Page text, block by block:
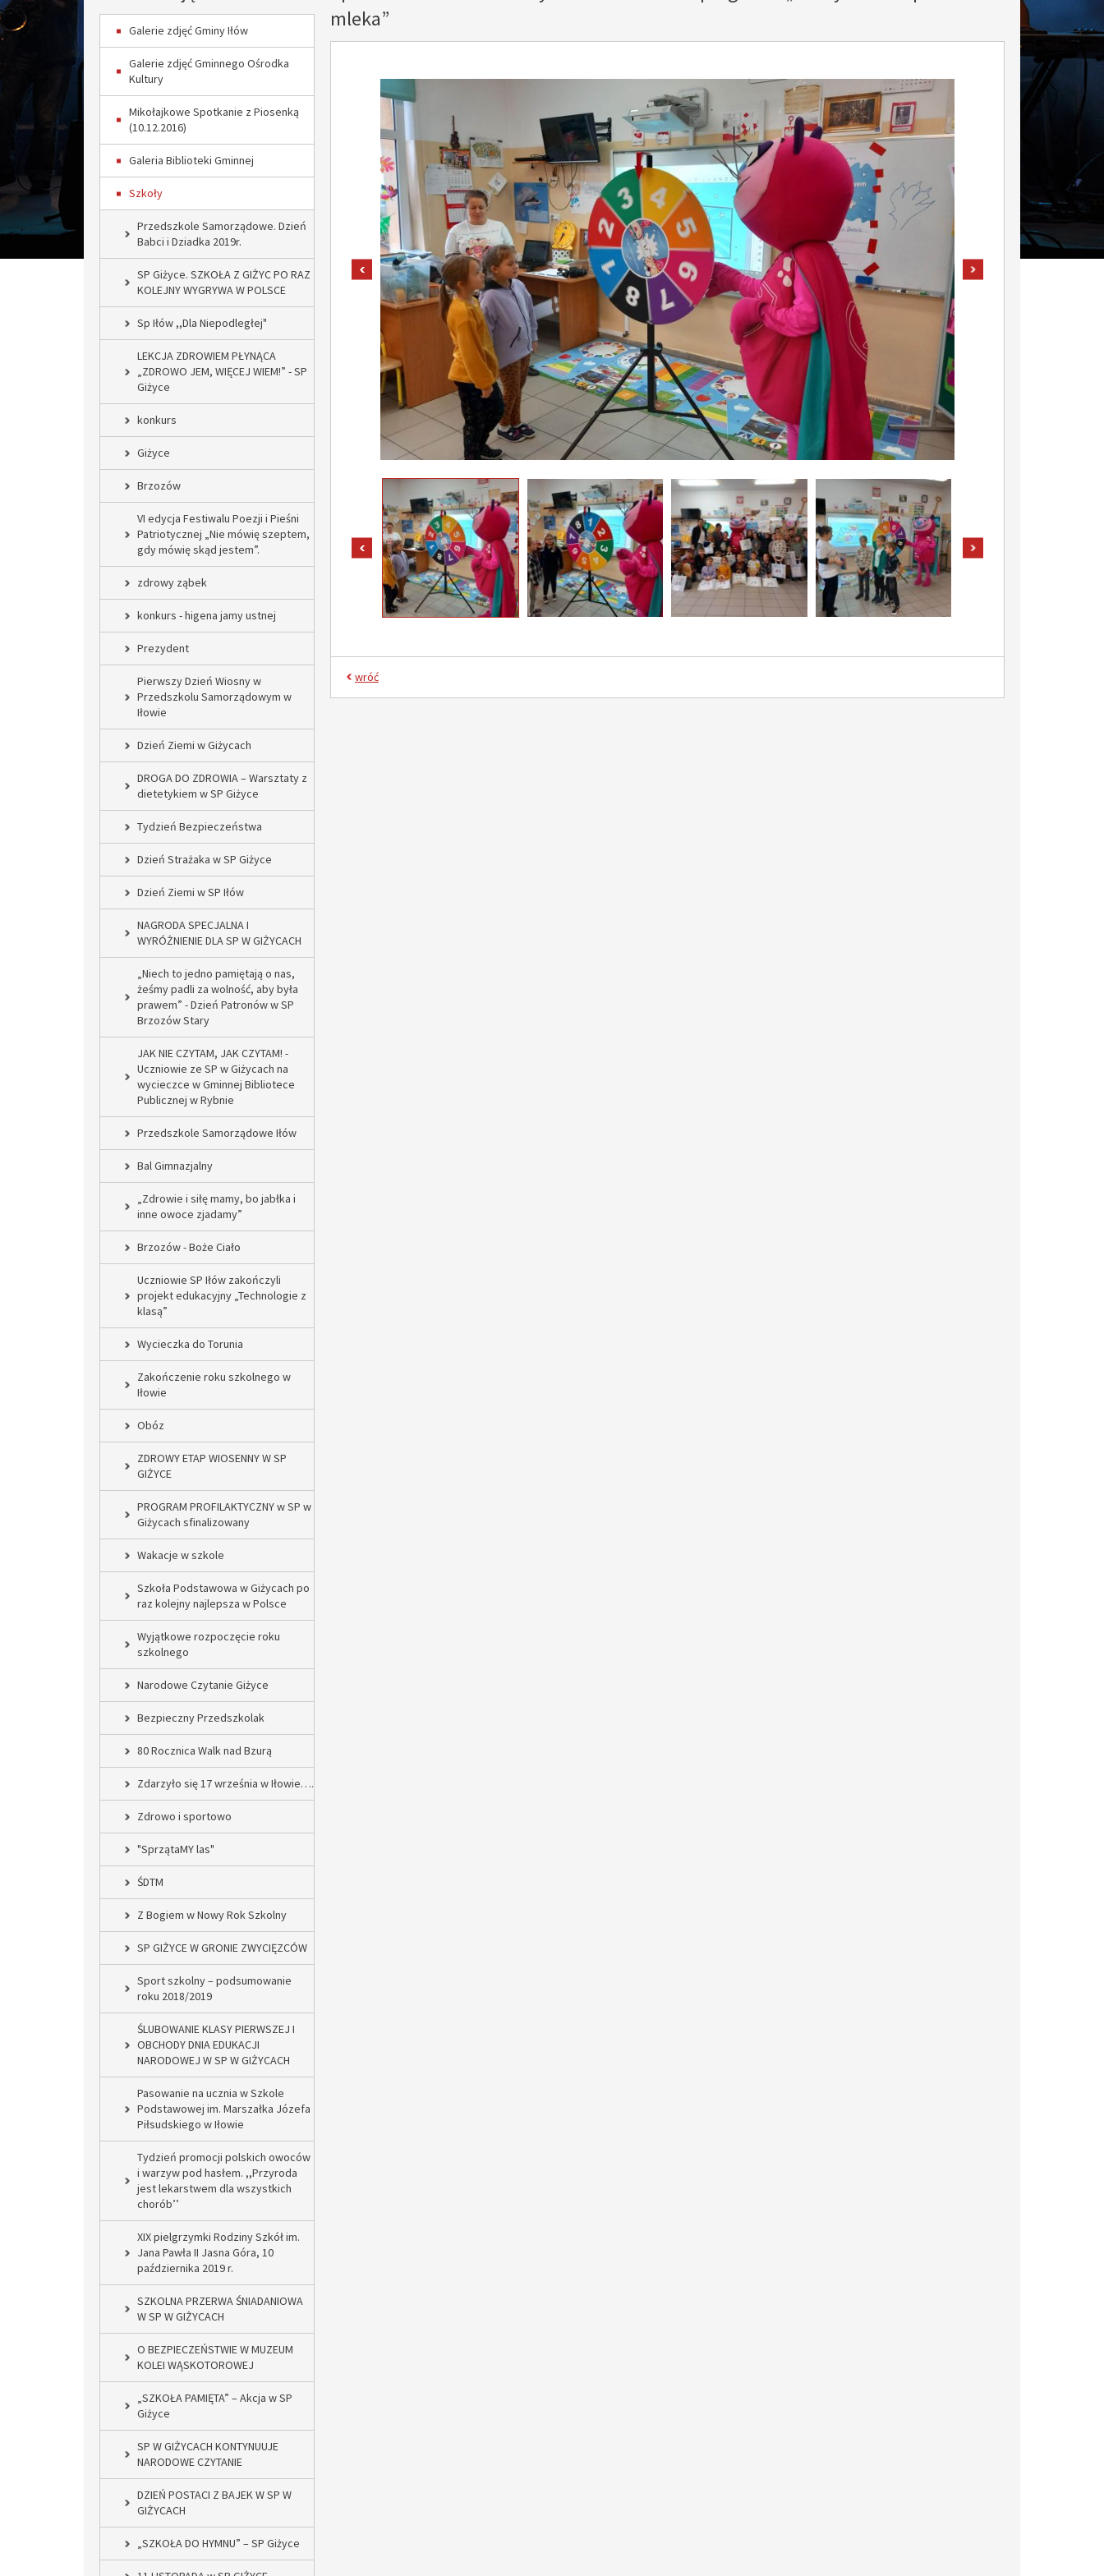
Galerie zdjęć Gminy Iłów
Galerie zdjęć Gminnego Ośrodka
Kultury
Mikołajkowe Spotkanie z Piosenką
(10.12.2016)
Galeria Biblioteki Gminnej
Szkoły
Przedszkole Samorządowe. Dzień
Babci i Dziadka 2019r.
SP Giżyce. SZKOŁA Z GIŻYC PO RAZ
KOLEJNY WYGRYWA W POLSCE
Sp Iłów ,,Dla Niepodległej"
LEKCJA ZDROWIEM PŁYNĄCA
„ZDROWO JEM, WIĘCEJ WIEM!” - SP
Giżyce
konkurs
Giżyce
Brzozów
VI edycja Festiwalu Poezji i Pieśni
Patriotycznej „Nie mówię szeptem,
gdy mówię skąd jestem”.
zdrowy ząbek
konkurs - higena jamy ustnej
Prezydent
Pierwszy Dzień Wiosny w
Przedszkolu Samorządowym w
Iłowie
Dzień Ziemi w Giżycach
DROGA DO ZDROWIA – Warsztaty z
dietetykiem w SP Giżyce
Tydzień Bezpieczeństwa
Dzień Strażaka w SP Giżyce
Dzień Ziemi w SP Iłów
NAGRODA SPECJALNA I
WYRÓŻNIENIE DLA SP W GIŻYCACH
„Niech to jedno pamiętają o nas,
żeśmy padli za wolność, aby była
prawem” - Dzień Patronów w SP
Brzozów Stary
JAK NIE CZYTAM, JAK CZYTAM! -
Uczniowie ze SP w Giżycach na
wycieczce w Gminnej Bibliotece
Publicznej w Rybnie
Przedszkole Samorządowe Iłów
Bal Gimnazjalny
„Zdrowie i siłę mamy, bo jabłka i
inne owoce zjadamy”
Brzozów - Boże Ciało
Uczniowie SP Iłów zakończyli
projekt edukacyjny „Technologie z
klasą”
Wycieczka do Torunia
Zakończenie roku szkolnego w
Iłowie
Obóz
ZDROWY ETAP WIOSENNY W SP
GIŻYCE
PROGRAM PROFILAKTYCZNY w SP w
Giżycach sfinalizowany
Wakacje w szkole
Szkoła Podstawowa w Giżycach po
raz kolejny najlepsza w Polsce
Wyjątkowe rozpoczęcie roku
szkolnego
Narodowe Czytanie Giżyce
Bezpieczny Przedszkolak
80 Rocznica Walk nad Bzurą
Zdarzyło się 17 września w Iłowie….
Zdrowo i sportowo
"SprzątaMY las"
ŚDTM
Z Bogiem w Nowy Rok Szkolny
SP GIŻYCE W GRONIE ZWYCIĘZCÓW
Sport szkolny – podsumowanie
roku 2018/2019
ŚLUBOWANIE KLASY PIERWSZEJ I
OBCHODY DNIA EDUKACJI
NARODOWEJ W SP W GIŻYCACH
Pasowanie na ucznia w Szkole
Podstawowej im. Marszałka Józefa
Piłsudskiego w Iłowie
Tydzień promocji polskich owoców
i warzyw pod hasłem. ,,Przyroda
jest lekarstwem dla wszystkich
chorób’’
XIX pielgrzymki Rodziny Szkół im.
Jana Pawła II Jasna Góra, 10
października 2019 r.
SZKOLNA PRZERWA ŚNIADANIOWA
W SP W GIŻYCACH
O BEZPIECZEŃSTWIE W MUZEUM
KOLEI WĄSKOTOROWEJ
„SZKOŁA PAMIĘTA” – Akcja w SP
Giżyce
SP W GIŻYCACH KONTYNUUJE
NARODOWE CZYTANIE
DZIEŃ POSTACI Z BAJEK W SP W
GIŻYCACH
„SZKOŁA DO HYMNU” – SP Giżyce
mleka”
pokaż poprzednie zdjęcie
pokaż poprzednie zdjęcia
wróć